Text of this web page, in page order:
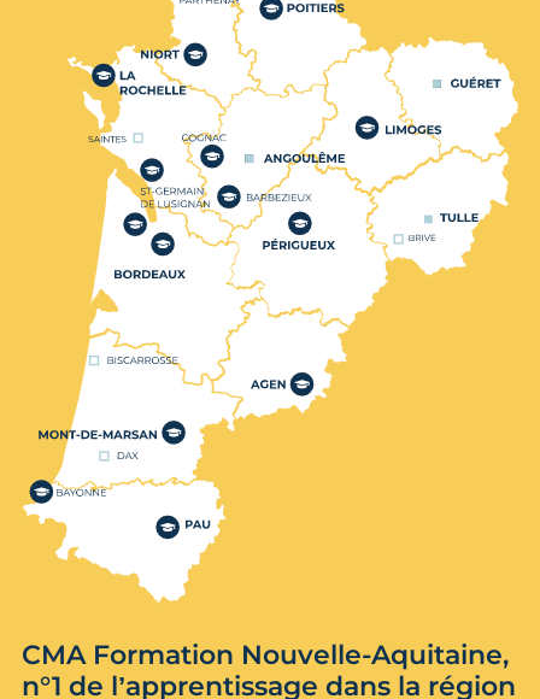
CMA Formation Nouvelle-Aquitaine,
n°1 de l’apprentissage dans la région